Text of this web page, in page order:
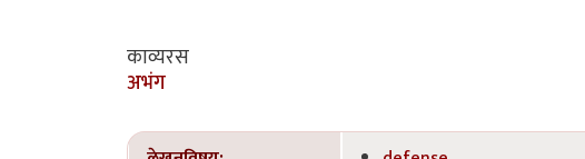
काव्यरस
अभंग